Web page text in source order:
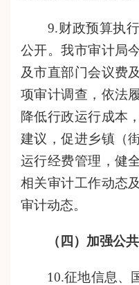
9.财政预算执
公开。我市审计局
及市直部门会议费
项审计调查，依法
降低行政运行成本
建议，促进乡镇（
运行经费管理，健
相关审计工作动态
审计动态。
（四）加强公
10.征地信息、